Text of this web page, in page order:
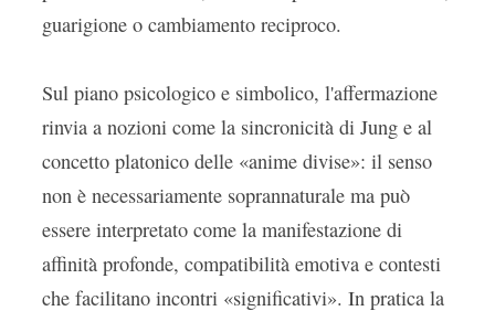
guarigione o cambiamento reciproco.
Sul piano psicologico e simbolico, l'affermazione
rinvia a nozioni come la sincronicità di Jung e al
concetto platonico delle «anime divise»: il senso
non è necessariamente soprannaturale ma può
essere interpretato come la manifestazione di
affinità profonde, compatibilità emotiva e contesti
che facilitano incontri «significativi». In pratica la